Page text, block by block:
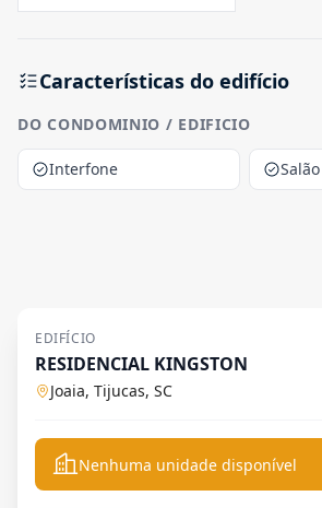
Características do edifício
DO CONDOMINIO / EDIFICIO
Interfone
EDIFÍCIO
RESIDENCIAL KINGSTON
Joaia, Tijucas, SC
Nenhuma unidade disponível